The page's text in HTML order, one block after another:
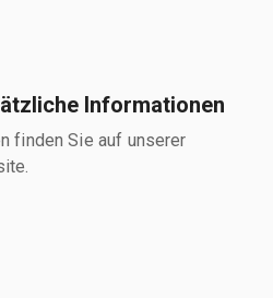
Informationen
finden Sie auf unserer